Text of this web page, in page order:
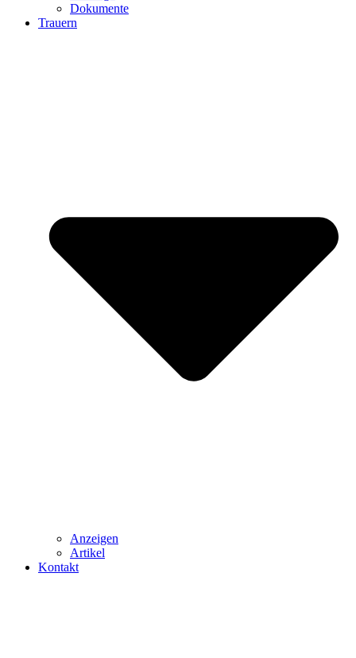
Dokumente
Trauern
Anzeigen
Artikel
Kontakt